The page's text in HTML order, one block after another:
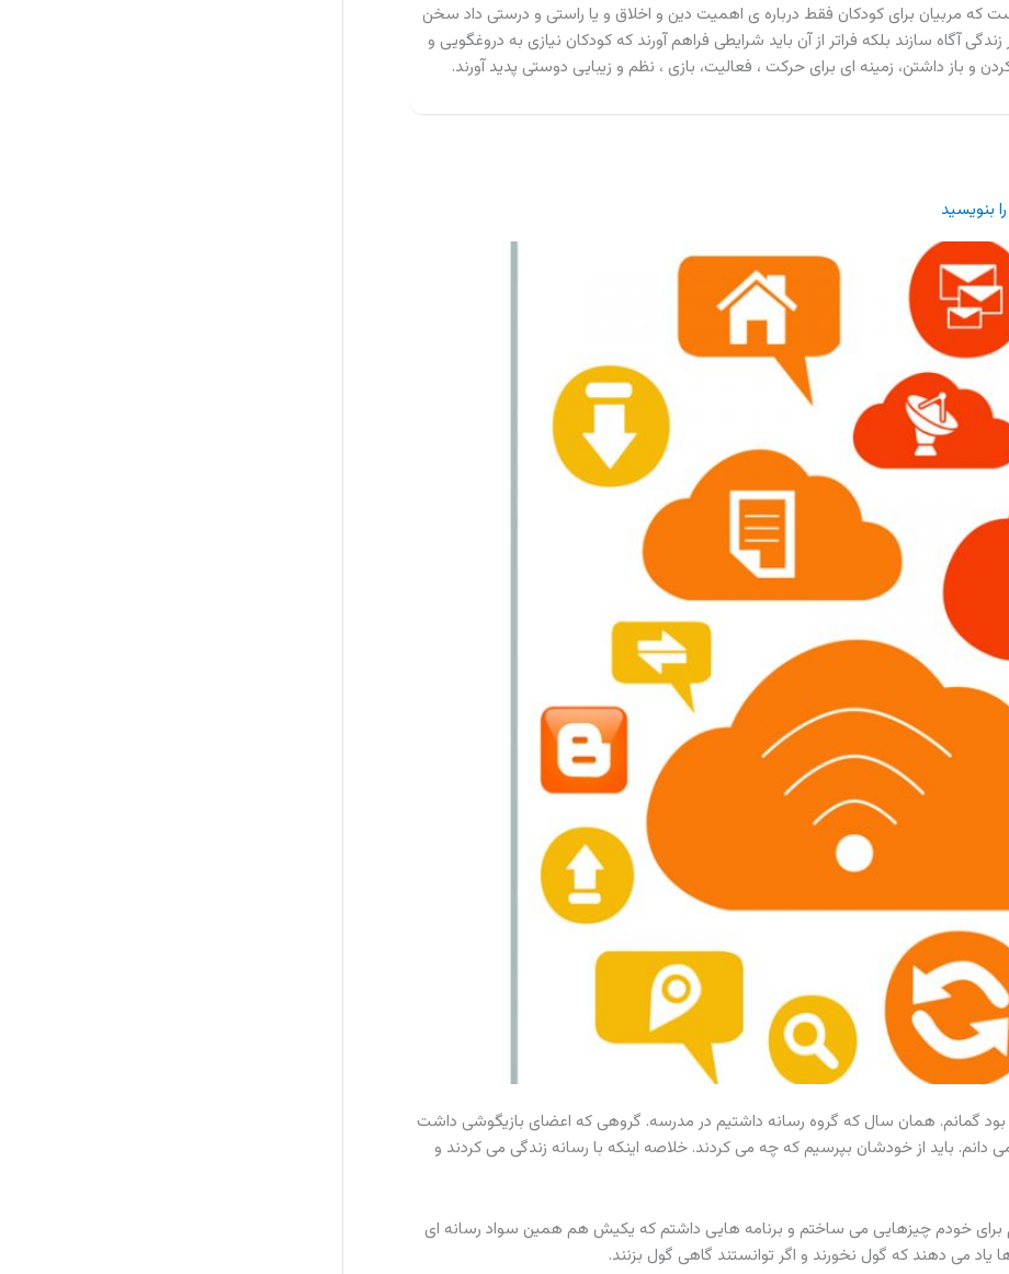
مربیان برای کودکان فقط درباره ی اهمیت دین و اخلاق و یا راستی و درستی داد سخن
آگاه سازند بلکه فراتر از آن باید شرایطی فراهم آورند که کودکان نیازی به دروغگویی و
و باز داشتن، زمینه ای برای حرکت ، فعالیت، بازی ، نظم و زیبایی دوستی پدید آورند.
بنویسید
سواد رسانه ای برای من از مفید ۳ شروع شد. حدود سال ۸۴ بود گمانم. همان سال که گروه رسانه داشتیم در مدرسه. گروهی که اعضای بازیگوشی داشت
دانم. باید از خودشان بپرسیم که چه می کردند. خلاصه اینکه با رسانه زندگی می کردند و
برای خودم چیزهایی می ساختم و برنامه هایی داشتم که یکیش هم همین سواد رسانه ای
می دهند که گول نخورند و اگر توانستند گاهی گول بزنند.